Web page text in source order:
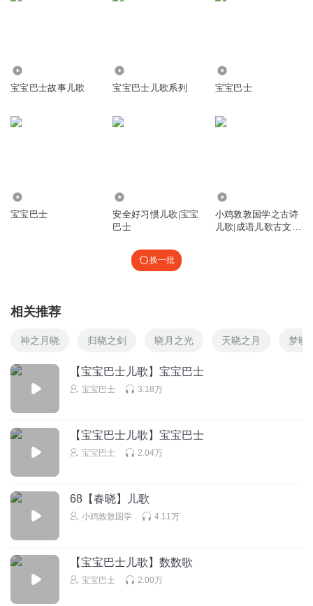
宝宝巴士故事儿歌 宝宝巴士儿歌系列 宝宝巴士
宝宝巴士
安全好习惯儿歌|宝宝
巴士
小鸡敦敦国学之古诗
儿歌|成语儿歌古文儿
换一批
相关推荐
神之月晓 归晓之剑 晓月之光 天晓之月 梦晓
【宝宝巴士儿歌】宝宝巴士
宝宝巴士 3.18万
【宝宝巴士儿歌】宝宝巴士
宝宝巴士 2.04万
68【春晓】儿歌
小鸡敦敦国学 4.11万
【宝宝巴士儿歌】数数歌
宝宝巴士 2.00万